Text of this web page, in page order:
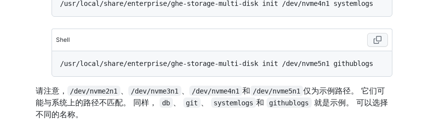
Shell
请注意， /dev/nvme2n1 /dev/nvme3n1 /dev/nvme4n1 和 /dev/nvme5n1 仅为示例路径。 它们可
能与系统上的路径不匹配。 同样，
db git systemlogs 和 githublogs
就是示例。 可以选择
不同的名称。